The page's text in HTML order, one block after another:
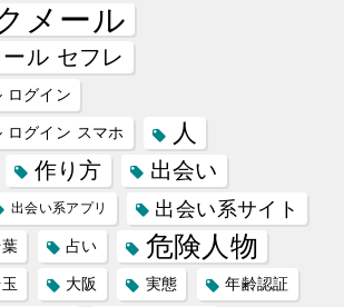
メール
ル セフレ
ログイン
ログイン スマホ 人
作り方 出会い
出会い系アプリ 出会い系サイト
占い 危険人物
大阪 実態 年齢認証